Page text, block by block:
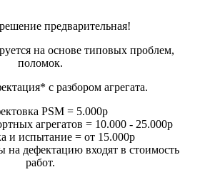
предварительная!
на основе типовых проблем,
поломок.
с разбором агрегата.
PSM = 5.000р
агрегатов = 10.000 - 25.000р
и испытание = от 15.000р
на дефектацию входят в стоимость
работ.